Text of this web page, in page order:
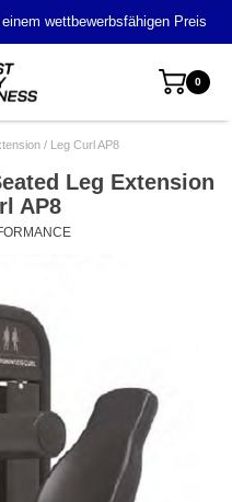
wettbewerbsfähigen Preis
0
/ Leg Curl AP8
Leg Extension
AP8